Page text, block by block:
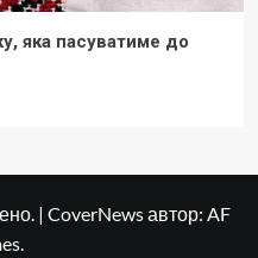
яка пасуватиме до
| CoverNewsавтор: AF